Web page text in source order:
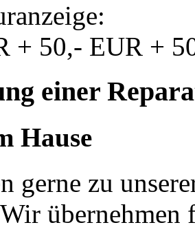
+ 50,- EUR +
einer
Hause
gerne zu